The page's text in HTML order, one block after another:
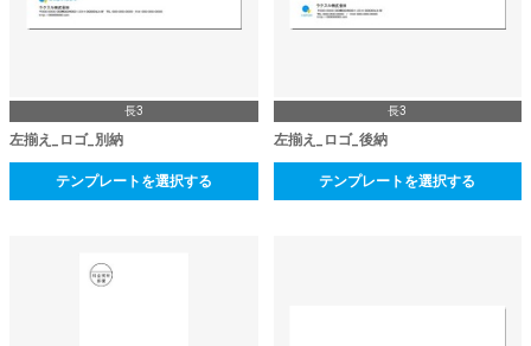
長3
左揃え_ロゴ_別納
テンプレートを選択する
長3
左揃え_ロゴ_後納
テンプレートを選択する